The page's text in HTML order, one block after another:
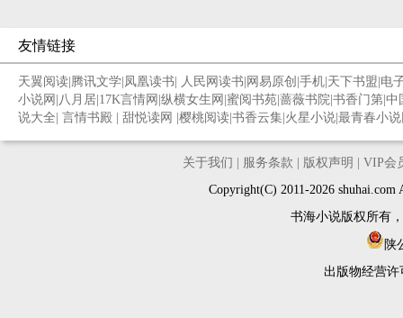
友情链接
天翼阅读 腾讯文学 凤凰读书 人民网读书 网易原创 手机 天下书盟 电
小说网 八月居 17K言情网 纵横女生网 蜜阅书苑 蔷薇书院 书香门第 中
说大全 言情书殿 甜悦读网 樱桃阅读 书香云集 火星小说 最青春小
关于我们 服务条款 版权声明
VIP会
Copyright(C) 2011-2026
书海小说版权所有
陕
出版物经营许